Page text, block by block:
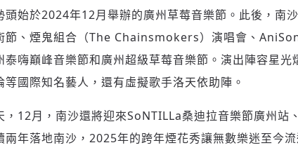
頭始於2024年12月舉辦的廣州草莓音樂節。此後，南
節、煙鬼組合（The Chainsmokers）演唱會、
泰嗨巔峰音樂節和廣州超級草莓音樂節。演出陣容星
等國際知名藝人，還有虛擬歌手洛天依助陣。
，12月，南沙還將迎來SoNTILLa桑迪拉音樂節廣州站
兩年落地南沙，2025年的跨年煙花秀讓無數樂迷至今流